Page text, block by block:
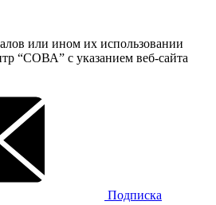
или ином их использовании
“СОВА” с указанием веб-сайта
Подписка